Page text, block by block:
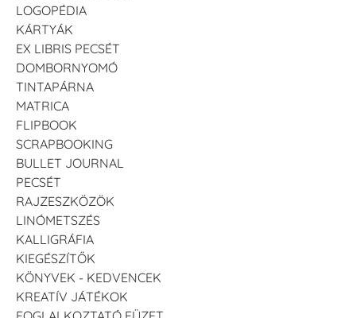
LOGOPÉDIA
KÁRTYÁK
EX LIBRIS PECSÉT
DOMBORNYOMÓ
TINTAPÁRNA
MATRICA
FLIPBOOK
SCRAPBOOKING
BULLET JOURNAL
PECSÉT
RAJZESZKÖZÖK
LINÓMETSZÉS
KALLIGRÁFIA
KIEGÉSZÍTŐK
KÖNYVEK - KEDVENCEK
KREATÍV JÁTÉKOK